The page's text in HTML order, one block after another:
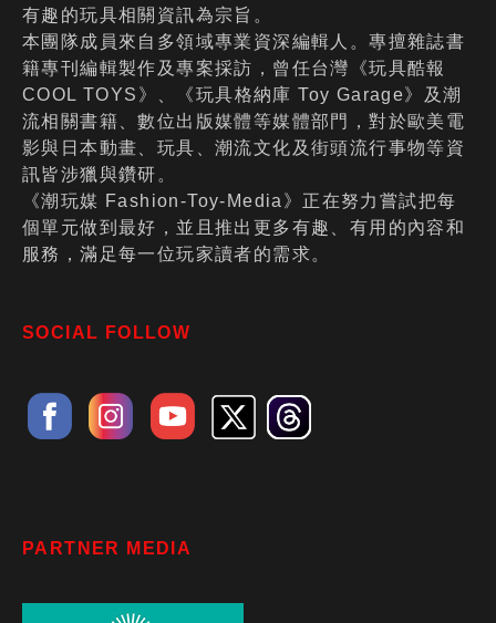
有趣的玩具相關資訊為宗旨。
本團隊成員來自多領域專業資深編輯人。專擅雜誌書
籍專刊編輯製作及專案採訪，曾任台灣《玩具酷報
COOL TOYS》、《玩具格納庫 Toy Garage》及潮
流相關書籍、數位出版媒體等媒體部門，對於歐美電
影與日本動畫、玩具、潮流文化及街頭流行事物等資
訊皆涉獵與鑽研。
《潮玩媒 Fashion-Toy-Media》正在努力嘗試把每
個單元做到最好，並且推出更多有趣、有用的內容和
服務，滿足每一位玩家讀者的需求。
SOCIAL FOLLOW
PARTNER MEDIA